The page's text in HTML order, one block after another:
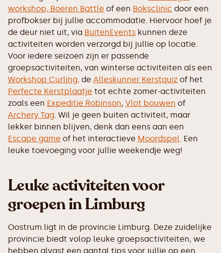
workshop, Boeren Battle of een Boksclinic door een
profbokser bij jullie accommodatie. Hiervoor hoef je
de deur niet uit, via BuitenEvents kunnen deze
activiteiten worden verzorgd bij jullie op locatie.
Voor iedere seizoen zijn er passende
groepsactiviteiten, van winterse activiteiten als een
Workshop Curling, de Alleskunner Kerstquiz of het
Perfecte Kerstplaatje tot echte zomer-activiteiten
zoals een Expeditie Robinson, Vlot bouwen of
Archery Tag . Wil je geen buiten activiteit, maar
lekker binnen blijven, denk dan eens aan een
Escape game of het interactieve Moordspel . Een
leuke toevoeging voor jullie weekendje weg!
Leuke activiteiten voor
groepen in Limburg
Oostrum ligt in de provincie Limburg. Deze zuidelijke
provincie biedt volop leuke groepsactiviteiten, we
hebben alvast een aantal tips voor jullie op een